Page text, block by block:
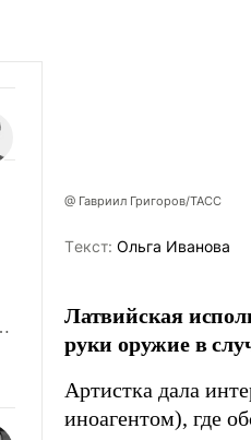
@ Гавриил Григоров/ТАСС
Tекст: Ольга Иванова
Латвийская
руки оружие в
Артистка дала
иноагентом), где